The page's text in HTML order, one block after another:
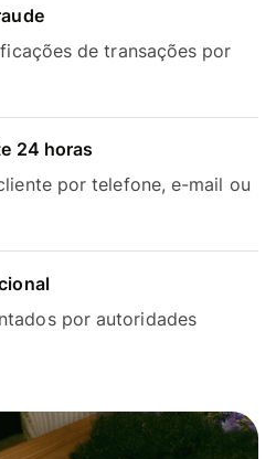
de transações por
24 horas
por telefone, e-mail ou
por autoridades